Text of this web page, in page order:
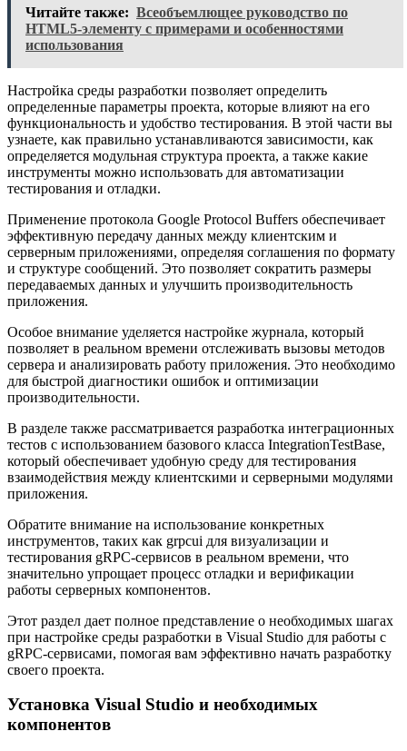
Читайте также: Всеобъемлющее руководство по
HTML5-элементу с примерами и особенностями
использования
Настройка среды разработки позволяет определить
определенные параметры проекта, которые влияют на его
функциональность и удобство тестирования. В этой части вы
узнаете, как правильно устанавливаются зависимости, как
определяется модульная структура проекта, а также какие
инструменты можно использовать для автоматизации
тестирования и отладки.
Применение протокола Google Protocol Buffers обеспечивает
эффективную передачу данных между клиентским и
серверным приложениями, определяя соглашения по формату
и структуре сообщений. Это позволяет сократить размеры
передаваемых данных и улучшить производительность
приложения.
Особое внимание уделяется настройке журнала, который
позволяет в реальном времени отслеживать вызовы методов
сервера и анализировать работу приложения. Это необходимо
для быстрой диагностики ошибок и оптимизации
производительности.
В разделе также рассматривается разработка интеграционных
тестов с использованием базового класса IntegrationTestBase,
который обеспечивает удобную среду для тестирования
взаимодействия между клиентскими и серверными модулями
приложения.
Обратите внимание на использование конкретных
инструментов, таких как grpcui для визуализации и
тестирования gRPC-сервисов в реальном времени, что
значительно упрощает процесс отладки и верификации
работы серверных компонентов.
Этот раздел дает полное представление о необходимых шагах
при настройке среды разработки в Visual Studio для работы с
gRPC-сервисами, помогая вам эффективно начать разработку
своего проекта.
Установка Visual Studio и необходимых
компонентов